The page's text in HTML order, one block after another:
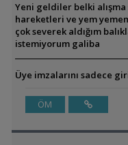
Yeni geldiler belki
hareketleri ve yem
çok severek aldığım
istemiyorum galiba
Üye imzalarını sadece
ÖM